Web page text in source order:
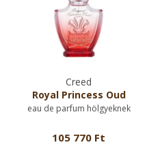
Creed
Royal Princess Oud
eau de parfum hölgyeknek
105 770 Ft